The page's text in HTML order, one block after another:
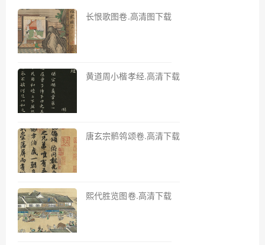
长恨歌图卷.高清图下载
黄道周小楷孝经.高清下载
唐玄宗鹡鸰颂卷.高清下载
熙代胜览图卷.高清下载